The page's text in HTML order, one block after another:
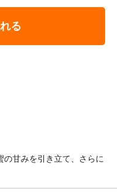
る
の甘みを引き立て、さらに